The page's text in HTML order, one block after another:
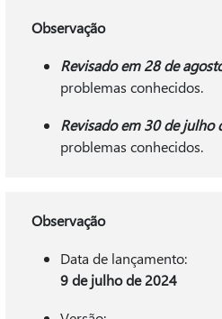
Observação
Revisado em 28 de
problemas conhecidos.
Revisado em 30 de julho
problemas conhecidos.
Observação
Data de lançamento:
9 de julho de 2024